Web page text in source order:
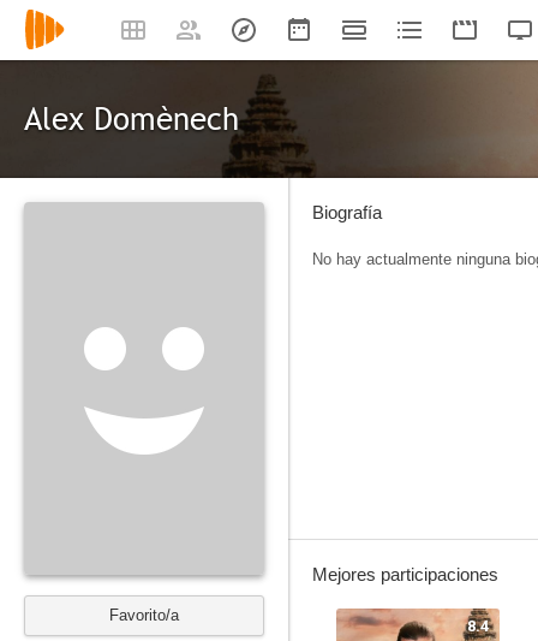
Alex Domènech
Favorito/a
Biografía
No hay actualmente ninguna
Mejores participaciones
8.4